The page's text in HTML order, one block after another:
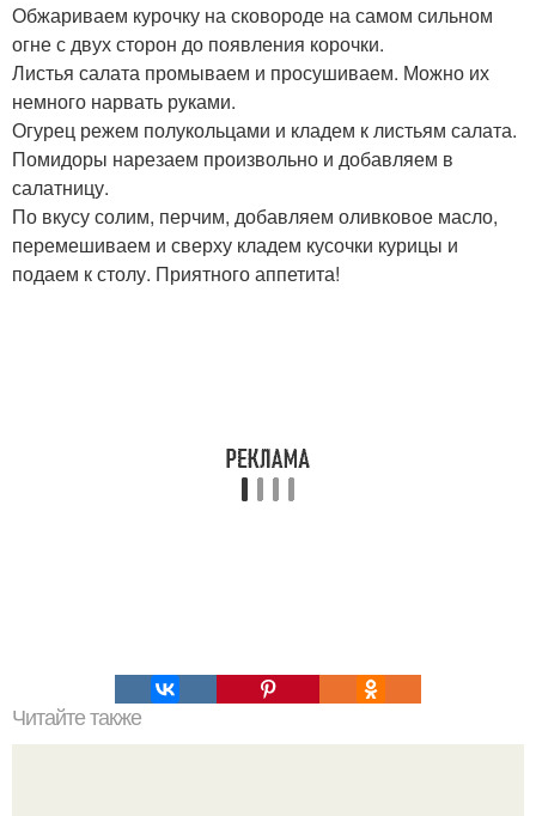
Обжариваем курочку на сковороде на самом сильном
огне с двух сторон до появления корочки.
Листья салата промываем и просушиваем. Можно их
немного нарвать руками.
Огурец режем полукольцами и кладем к листьям салата.
Помидоры нарезаем произвольно и добавляем в
салатницу.
По вкусу солим, перчим, добавляем оливковое масло,
перемешиваем и сверху кладем кусочки курицы и
подаем к столу. Приятного аппетита!
Читайте также